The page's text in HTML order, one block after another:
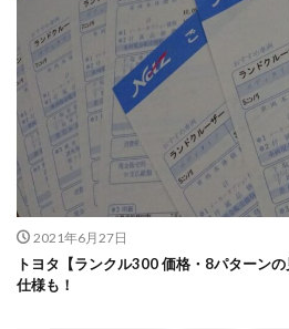
2021年6月27日
トヨタ【ランクル300 価格・8パターン
仕様も！